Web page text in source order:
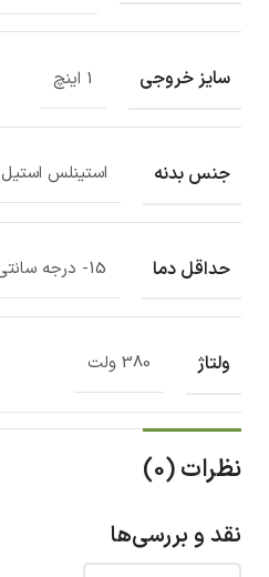
سایز خروجی 1 اینچ
جنس بدنه استینلس استیل
حداقل دما 15- درجه سانتی گراد
ولتاژ 380 ولت
نظرات (0)
نقد و بررسی‌ها